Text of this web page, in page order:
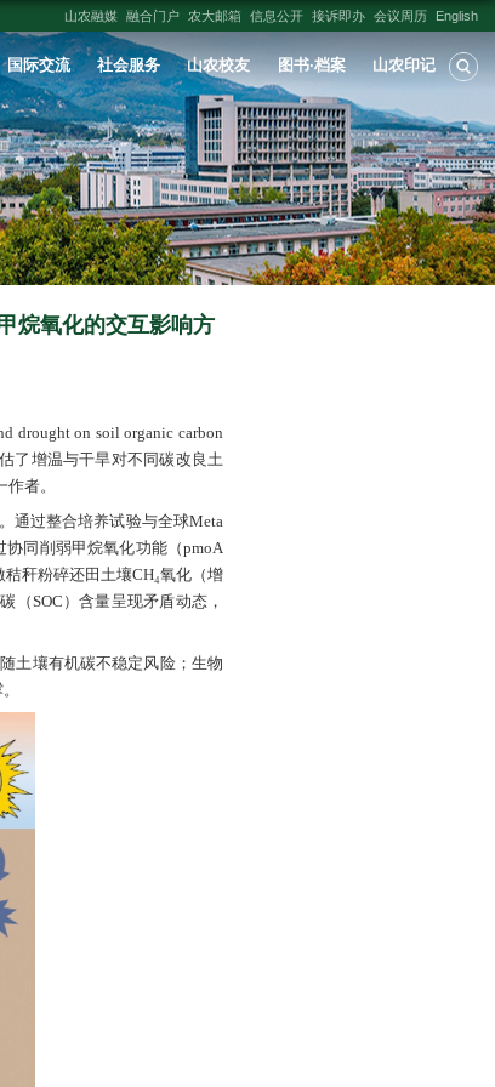
培养 学科建设 科学研究
和生物炭还田土壤有机碳固存和
新进展
2025-08-18
发表了题为“Interactive effects of warming
and global implications”的研究论文。系统
教授为本文通讯作者，博士研究生林继彤为第
要意义，但其交互作用仍需更全面的量化研
甲烷氧化功能的影响路径。结果发现，干旱通
的热敏感性。增温引发相反的甲烷汇响应，刺
，CI: 1.167–0.401）。增温条件下土壤有
异的碳-气候轨迹，秸秆增强甲烷汇韧性，却
件下的可持续农业生态系统管理提供了科学支